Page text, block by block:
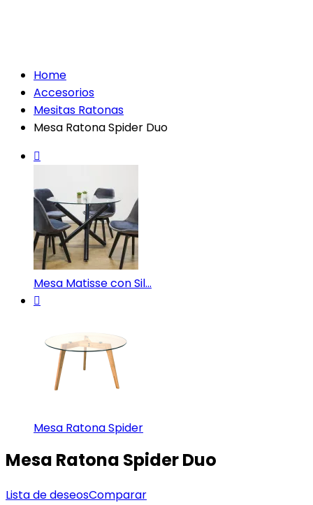
Home
Accesorios
Mesitas Ratonas
Mesa Ratona Spider Duo
Mesa Matisse con Sil...
Mesa Ratona Spider
Mesa Ratona Spider Duo
Lista de deseosComparar